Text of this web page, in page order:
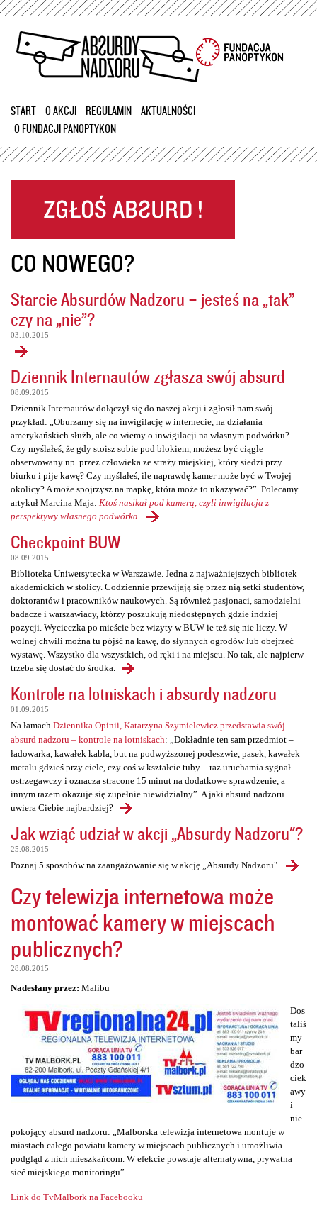
Przejdź
treści
START O AKCJI REGULAMIN
AKTUALNOŚCI
O FUNDACJI PANOPTYKON
CO NOWEGO?
Starcie Absurdów Nadzoru – jesteś na „tak”
czy na „nie”?
03.10.2015
Dziennik Internautów zgłasza swój absurd
08.09.2015
Dziennik Internautów dołączył się do naszej akcji i zgłosił nam swój
przykład: „Oburzamy się na inwigilację w internecie, na działania
amerykańskich służb, ale co wiemy o inwigilacji na własnym podwórku?
Czy myślałeś, że gdy stoisz sobie pod blokiem, możesz być ciągle
obserwowany np. przez człowieka ze straży miejskiej, który siedzi przy
biurku i pije kawę? Czy myślałeś, ile naprawdę kamer może być w Twojej
okolicy? A może spojrzysz na mapkę, która może to ukazywać?”. Polecamy
artykuł Marcina Maja: Ktoś nasikał pod kamerą, czyli inwigilacja z
perspektywy własnego podwórka
Checkpoint BUW
08.09.2015
Biblioteka Uniwersytecka w Warszawie. Jedna z najważniejszych bibliotek
akademickich w stolicy. Codziennie przewijają się przez nią setki studentów,
doktorantów i pracowników naukowych. Są również pasjonaci, samodzielni
badacze i warszawiacy, którzy poszukują niedostępnych gdzie indziej
pozycji. Wycieczka po mieście bez wizyty w BUW-ie też się nie liczy. W
wolnej chwili można tu pójść na kawę, do słynnych ogrodów lub obejrzeć
wystawę. Wszystko dla wszystkich, od ręki i na miejscu. No tak, ale najpierw
trzeba się dostać do środka.
Kontrole na lotniskach i absurdy nadzoru
01.09.2015
Na łamach Dziennika Opinii, Katarzyna Szymielewicz przedstawia swój
absurd nadzoru – kontrole na lotniskach: „Dokładnie ten sam przedmiot –
ładowarka, kawałek kabla, but na podwyższonej podeszwie, pasek, kawałek
metalu gdzieś przy ciele, czy coś w kształcie tuby – raz uruchamia sygnał
ostrzegawczy i oznacza stracone 15 minut na dodatkowe sprawdzenie, a
innym razem okazuje się zupełnie niewidzialny”. A jaki absurd nadzoru
uwiera Ciebie najbardziej?
Jak wziąć udział w akcji „Absurdy Nadzoru"?
25.08.2015
Poznaj 5 sposobów na zaangażowanie się w akcję „Absurdy Nadzoru".
Czy telewizja internetowa może
montować kamery w miejscach
publicznych?
28.08.2015
Nadesłany przez: Malibu
Dos
taliś
my
bar
dzo
ciek
awy
i
nie
pokojący absurd nadzoru: „Malborska telewizja internetowa montuje w
miastach całego powiatu kamery w miejscach publicznych i umożliwia
podgląd z nich mieszkańcom. W efekcie powstaje alternatywna, prywatna
sieć miejskiego monitoringu”.
Link do TvMalbork na Facebooku